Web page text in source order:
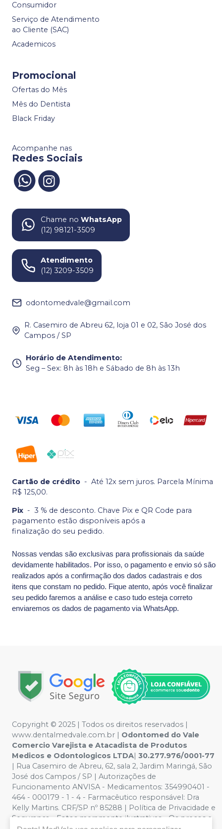
Consumidor
Serviço de Atendimento
ao Cliente (SAC)
Academicos
Promocional
Ofertas do Mês
Mês do Dentista
Black Friday
Acompanhe nas
Redes Sociais
Chame no WhatsApp
(12) 98121-3509
Atendimento
(12) 3209-3509
odontomedvale@gmail.com
R. Casemiro de Abreu 62, loja 01 e 02, São José dos
Campos / SP
Horário de Atendimento:
Seg – Sex: 8h às 18h e Sábado de 8h às 13h
Cartão de crédito - Até 12x sem juros. Parcela Mínima
R$ 125,00.
Pix - 3 % de desconto. Chave Pix e QR Code para
pagamento estão disponíveis após a
finalização do seu pedido.
Nossas vendas são exclusivas para profissionais da saúde
devidamente habilitados. Por isso, o pagamento e envio só são
realizados após a confirmação dos dados cadastrais e dos
itens que constam no pedido. Fique atento, após você finalizar
seu pedido faremos a análise e caso tudo esteja correto
enviaremos os dados de pagamento via WhatsApp.
Copyright © 2025 | Todos os direitos reservados |
www.dentalmedvale.com.br | Odontomed do Vale
Comercio Varejista e Atacadista de Produtos
Medicos e Odontologicos LTDA| 30.277.976/0001-77
| Rua Casemiro de Abreu, 62, sala 2, Jardim Maringá, São
José dos Campos / SP | Autorizações de
Funcionamento ANVISA - Medicamentos: 354990401 -
464 - 000179 - 1 - 4 - Farmacêutico responsável: Dra
Kelly Martins. CRF/SP nº 85288 | Política de Privacidade e
Segurança - Fotos meramente ilustrativas - Os preços e